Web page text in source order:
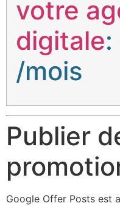
votre
digitale
/mois
Publier
Google Offer Posts est